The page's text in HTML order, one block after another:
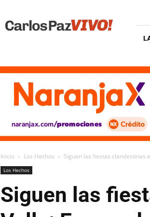
Vivo
Inicio Los Hechos Siguen las fiestas clandestinas
Los Hechos
Siguen las